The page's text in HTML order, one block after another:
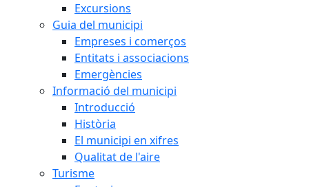
Excursions
Guia del municipi
Empreses i comerços
Entitats i associacions
Emergències
Informació del municipi
Introducció
Història
El municipi en xifres
Qualitat de l'aire
Turisme